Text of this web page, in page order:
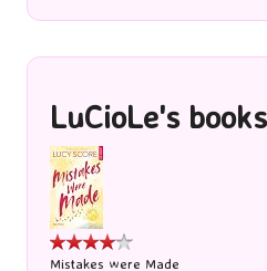
LuCioLe's
Mistakes were Made